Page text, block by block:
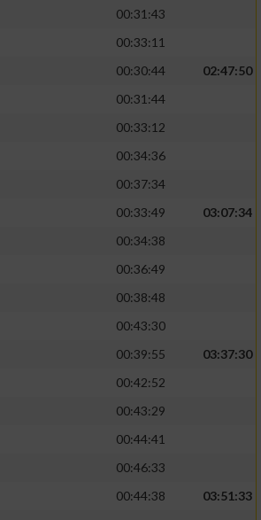
00:31:43
00:33:11
00:30:44
02:47:50
00:31:44
00:33:12
00:34:36
00:37:34
00:33:49
03:07:34
00:34:38
00:36:49
00:38:48
00:43:30
00:39:55
03:37:30
00:42:52
00:43:29
00:44:41
00:46:33
00:44:38
03:51:33